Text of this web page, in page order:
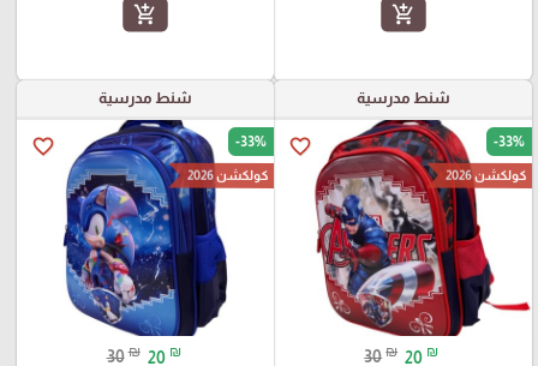
add_shopping_cart
add_shopping_cart
شنط مدرسية
favorite_border -33%
كولكشن 2026
30 ₪ 20 ₪
شنط مدرسية
favorite_border -33%
كولكشن 2026
30 ₪ 20 ₪